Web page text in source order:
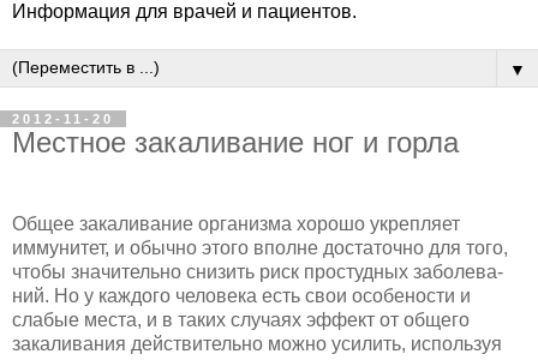
Информация для врачей и пациентов.
▼
2012-11-20
Местное закаливание ног и горла
Общее закаливание организма хорошо укрепляет
иммунитет, и обычно этого вполне достаточно для того,
чтобы значительно сни­зить риск простудных заболева­
ний. Но у каждого человека есть свои особености и
слабые места, и в таких случаях эффект от обще­го
закаливания действительно можно усилить, используя